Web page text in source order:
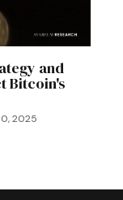
and
Bitcoin's
2025